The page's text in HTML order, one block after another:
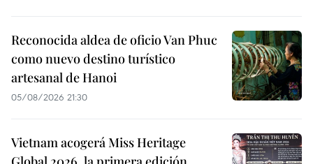
Reconocida aldea de oficio Van Phuc
como nuevo destino turístico
artesanal de Hanoi
05/08/2026 21:30
Vietnam acogerá Miss Heritage